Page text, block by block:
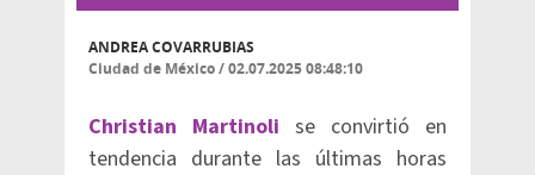
ANDREA COVARRUBIAS
Ciudad de México/02.07.2025 08:48:10
Christian Martinoli se convirtió en
tendencia durante las últimas horas